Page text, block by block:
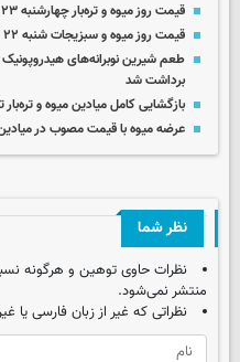
قیمت روز میوه و تره‌بار چهارشنبه ۲۳ اردیبهشت ۱۴۰۵
قیمت روز میوه و سبزیجات شنبه ۲۲ فروردین ۱۴۰۵
برداشت شد
بازگشایی کامل میادین میوه و تره‌بار
عرضه میوه با قیمت مصوب در میادین
نظر شما
نظرات حاوی توهین و هرگونه
منتشر نمی‌شود.
نظراتی که غیر از زبان فارسی یا